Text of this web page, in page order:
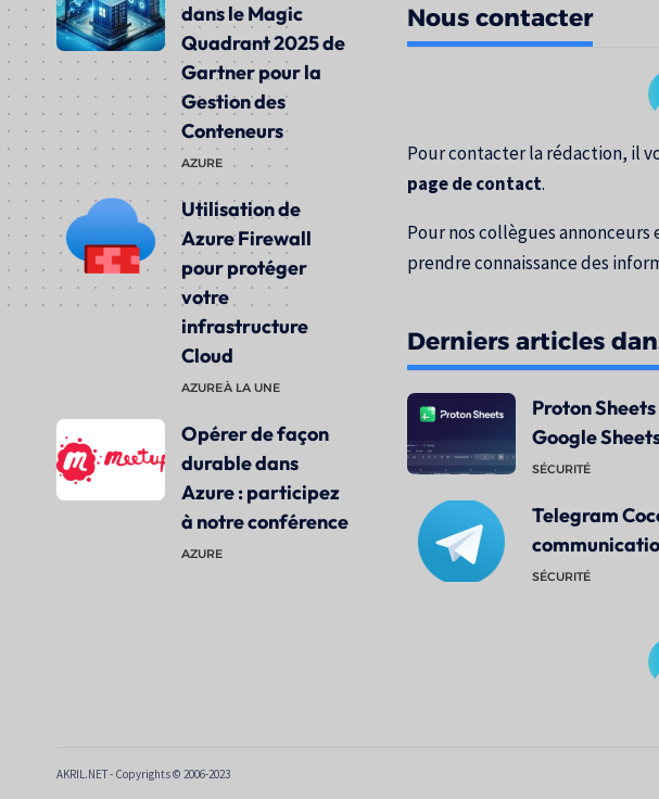
dans le Magic
Quadrant 2025 de
Gartner pour la
Gestion des
Conteneurs
AZURE
Utilisation de
Azure Firewall
pour protéger
votre
infrastructure
Cloud
AZUREÀ LA UNE
Opérer de façon
durable dans
Azure : participez
à notre conférence
AZURE
votre
recherche
Nous contacter
Pour contacter la rédaction, il
page de contact.
Pour nos collègues
prendre connaissance des
Derniers articles
Proton
Google
SÉCURITÉ
Telegram
SÉCURITÉ
AKRIL.NET - Copyrights © 2006-2023